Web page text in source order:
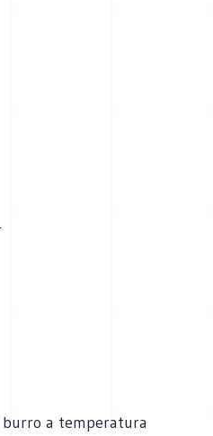
a temperatura